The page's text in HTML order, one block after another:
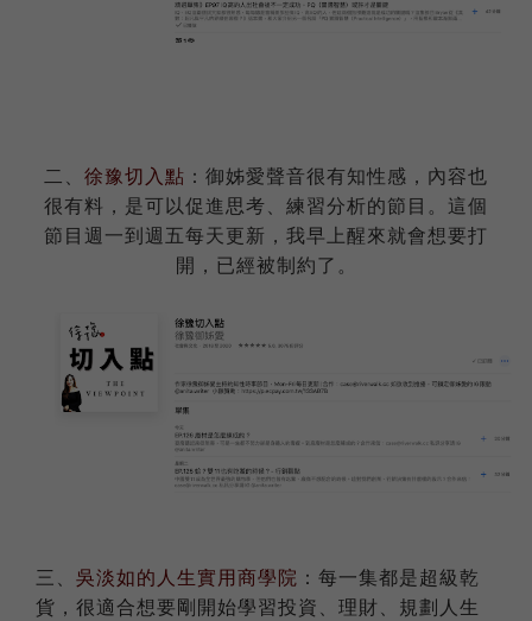
二、 徐豫切入點 ：御姊愛聲音很有知性感，內容也
很有料，是可以促進思考、練習分析的節目。這個
節目週一到週五每天更新，我早上醒來就會想要打
開，已經被制約了。
三、 吳淡如的人生實用商學院 ：每一集都是超級乾
貨，很適合想要剛開始學習投資、理財、規劃人生